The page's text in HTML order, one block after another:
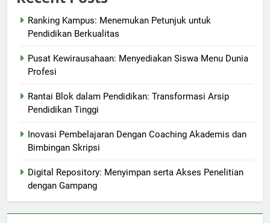
Ranking Kampus: Menemukan Petunjuk untuk
Pendidikan Berkualitas
Pusat Kewirausahaan: Menyediakan Siswa Menu Dunia
Profesi
Rantai Blok dalam Pendidikan: Transformasi Arsip
Pendidikan Tinggi
Inovasi Pembelajaran Dengan Coaching Akademis dan
Bimbingan Skripsi
Digital Repository: Menyimpan serta Akses Penelitian
dengan Gampang